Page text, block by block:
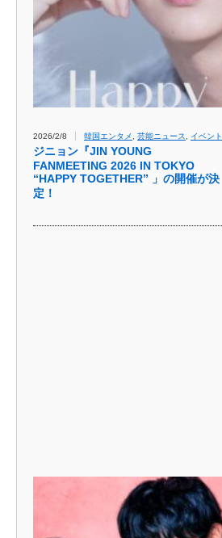
2026/2/8 韓国エンタメ 芸能ニュース イベント
ジニョン『JIN YOUNG
FANMEETING 2026 IN TOKYO
“HAPPY TOGETHER” 」の開催が決
定！